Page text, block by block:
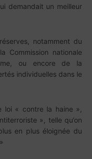
demandait un meilleur
notamment du
Commission nationale
ou encore de la
individuelles dans le
loi « contre la haine »,
», telle qu’on
en plus éloignée du